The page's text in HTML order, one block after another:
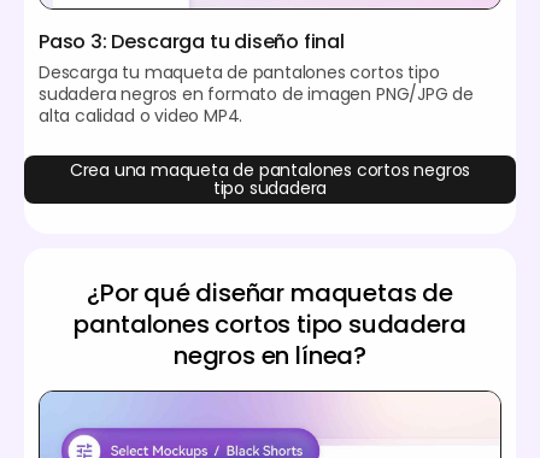
Paso 3: Descarga tu diseño final
Descarga tu maqueta de pantalones cortos tipo
sudadera negros en formato de imagen PNG/JPG de
alta calidad o video MP4.
Crea una maqueta de pantalones cortos negros
tipo sudadera
¿Por qué diseñar maquetas de
pantalones cortos tipo sudadera
negros en línea?